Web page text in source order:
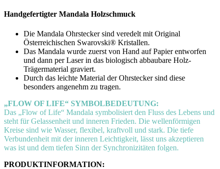
Handgefertigter Mandala Holzschmuck
Die Mandala Ohrstecker sind veredelt mit Original
Österreichischen Swarovski® Kristallen.
Das Mandala wurde zuerst von Hand auf Papier entworfen
und dann per Laser in das biologisch abbaubare Holz-
Trägermaterial graviert.
Durch das leichte Material der Ohrstecker sind diese
besonders angenehm zu tragen.
„FLOW OF LIFE“ SYMBOLBEDEUTUNG:
Das „Flow of Life“ Mandala symbolisiert den Fluss des Lebens und
steht für Gelassenheit und inneren Frieden. Die wellenförmigen
Kreise sind wie Wasser, flexibel, kraftvoll und stark. Die tiefe
Verbundenheit mit der inneren Leichtigkeit, lässt uns akzeptieren
was ist und dem tiefen Sinn der Synchronizitäten folgen.
PRODUKTINFORMATION: